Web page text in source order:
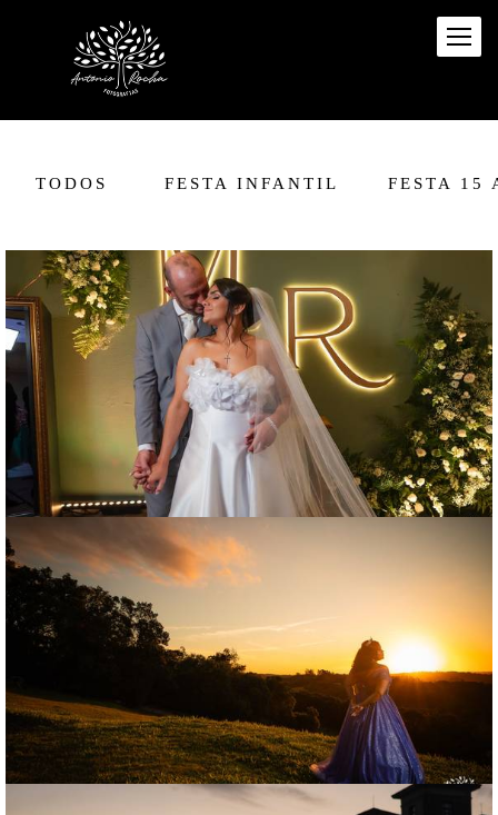
TODOS FESTA INFANTIL FESTA 15